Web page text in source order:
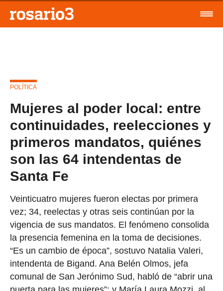
POLÍTICA
Mujeres al poder local: entre
continuidades, reelecciones y
primeros mandatos, quiénes
son las 64 intendentas de
Santa Fe
Veinticuatro mujeres fueron electas por primera
vez; 34, reelectas y otras seis continúan por la
vigencia de sus mandatos. El fenómeno consolida
la presencia femenina en la toma de decisiones.
“Es un cambio de época”, sostuvo Natalia Valeri,
intendenta de Bigand. Ana Belén Olmos, jefa
comunal de San Jerónimo Sud, habló de “abrir una